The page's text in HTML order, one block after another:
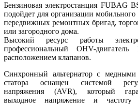
Бензиновая электростанция FUBAG
подойдет для организации мобильного
передвижных ремонтных бригад,
или загородного дома.
Высокий ресурс работы
профессиональный OHV-
расположением клапанов.
Синхронный альтернатор с
статора оснащен системой
напряжения (AVR), который
выходное напряжение и